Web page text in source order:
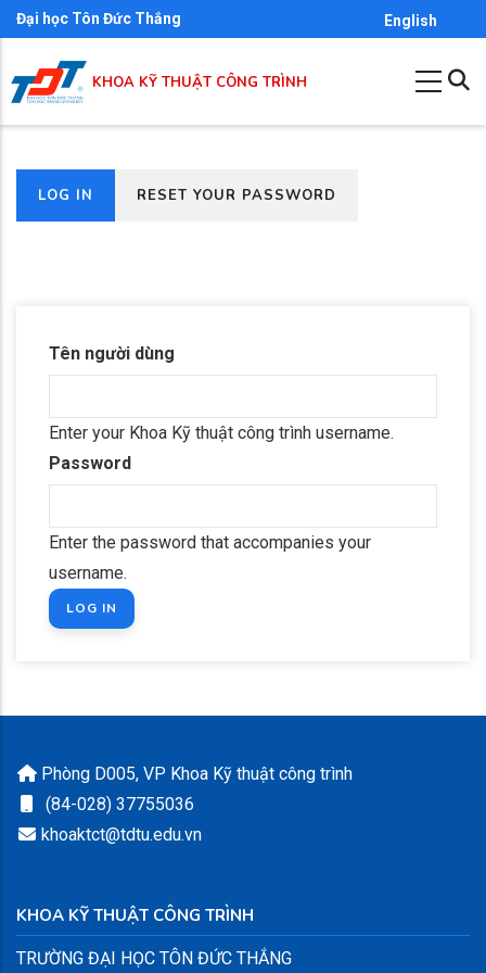
Skip
to
main
content
Đại học Tôn Đức Thắng English
KHOA KỸ THUẬT CÔNG TRÌNH
Primary
LOG IN
(ACTIVERESET YOUR PASSWORD
Tên người dùng
Enter your Khoa Kỹ thuật công trình username.
Password
Enter the password that accompanies your
username.
Phòng D005, VP Khoa Kỹ thuật công trình
(84-028) 37755036
khoaktct@tdtu.edu.vn
KHOA KỸ THUẬT CÔNG TRÌNH
TRƯỜNG ĐẠI HỌC TÔN ĐỨC THẮNG